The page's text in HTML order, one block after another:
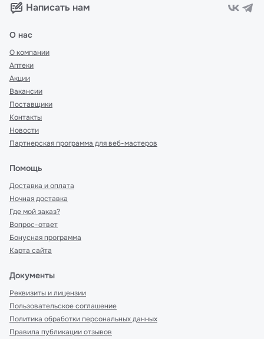
Написать нам
О нас
О компании
Аптеки
Акции
Вакансии
Поставщики
Контакты
Новости
Партнерская программа для веб-мастеров
Помощь
Доставка и оплата
Ночная доставка
Где мой заказ?
Вопрос-ответ
Бонусная программа
Карта сайта
Документы
Реквизиты и лицензии
Пользовательское соглашение
Политика обработки персональных данных
Правила публикации отзывов